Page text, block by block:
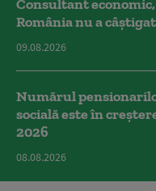
Consultant
România nu a
09.08.2026
Numărul
socială este în
2026
08.08.2026